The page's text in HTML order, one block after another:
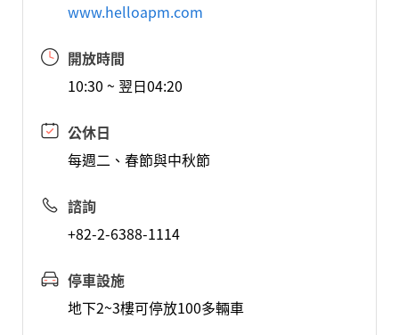
www.helloapm.com
開放時間
10:30 ~ 翌日04:20
公休日
每週二、春節與中秋節
諮詢
+82-2-6388-1114
停車設施
地下2~3樓可停放100多輛車